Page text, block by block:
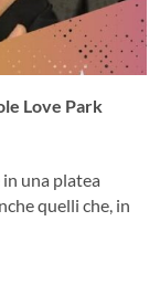
Love Park
in una platea
quelli che, in